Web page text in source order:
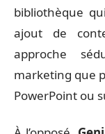
bibliothèque
ajout de
approche
marketing que
PowerPoint ou